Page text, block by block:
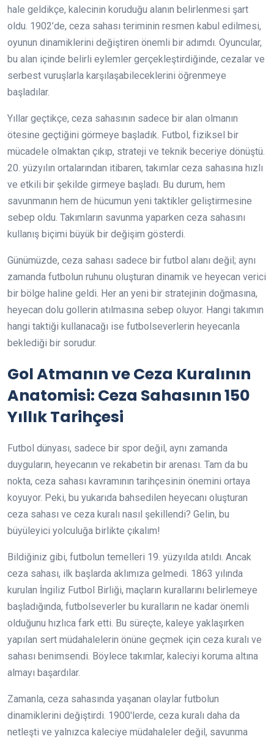
hale geldikçe, kalecinin koruduğu alanın belirlenmesi şart
oldu. 1902’de, ceza sahası teriminin resmen kabul edilmesi,
oyunun dinamiklerini değiştiren önemli bir adımdı. Oyuncular,
bu alan içinde belirli eylemler gerçekleştirdiğinde, cezalar ve
serbest vuruşlarla karşılaşabileceklerini öğrenmeye
başladılar.
Yıllar geçtikçe, ceza sahasının sadece bir alan olmanın
ötesine geçtiğini görmeye başladık. Futbol, fiziksel bir
mücadele olmaktan çıkıp, strateji ve teknik beceriye dönüştü.
20. yüzyılın ortalarından itibaren, takımlar ceza sahasına hızlı
ve etkili bir şekilde girmeye başladı. Bu durum, hem
savunmanın hem de hücumun yeni taktikler geliştirmesine
sebep oldu. Takımların savunma yaparken ceza sahasını
kullanış biçimi büyük bir değişim gösterdi.
Günümüzde, ceza sahası sadece bir futbol alanı değil; aynı
zamanda futbolun ruhunu oluşturan dinamik ve heyecan verici
bir bölge haline geldi. Her an yeni bir stratejinin doğmasına,
heyecan dolu gollerin atılmasına sebep oluyor. Hangi takımın
hangi taktiği kullanacağı ise futbolseverlerin heyecanla
beklediği bir sorudur.
Gol Atmanın ve Ceza Kuralının
Anatomisi: Ceza Sahasının 150
Yıllık Tarihçesi
Futbol dünyası, sadece bir spor değil, aynı zamanda
duyguların, heyecanın ve rekabetin bir arenası. Tam da bu
nokta, ceza sahası kavramının tarihçesinin önemini ortaya
koyuyor. Peki, bu yukarıda bahsedilen heyecanı oluşturan
ceza sahası ve ceza kuralı nasıl şekillendi? Gelin, bu
büyüleyici yolculuğa birlikte çıkalım!
Bildiğiniz gibi, futbolun temelleri 19. yüzyılda atıldı. Ancak
ceza sahası, ilk başlarda aklımıza gelmedi. 1863 yılında
kurulan İngiliz Futbol Birliği, maçların kurallarını belirlemeye
başladığında, futbolseverler bu kuralların ne kadar önemli
olduğunu hızlıca fark etti. Bu süreçte, kaleye yaklaşırken
yapılan sert müdahalelerin önüne geçmek için ceza kuralı ve
sahası benimsendi. Böylece takımlar, kaleciyi koruma altına
almayı başardılar.
Zamanla, ceza sahasında yaşanan olaylar futbolun
dinamiklerini değiştirdi. 1900'lerde, ceza kuralı daha da
netleşti ve yalnızca kaleciye müdahaleler değil, savunma